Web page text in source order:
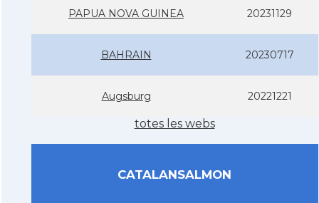
PAPUA NOVA GUINEA 20231129
BAHRAIN 20230717
Augsburg 20221221
totes les webs
CATALANSALMON